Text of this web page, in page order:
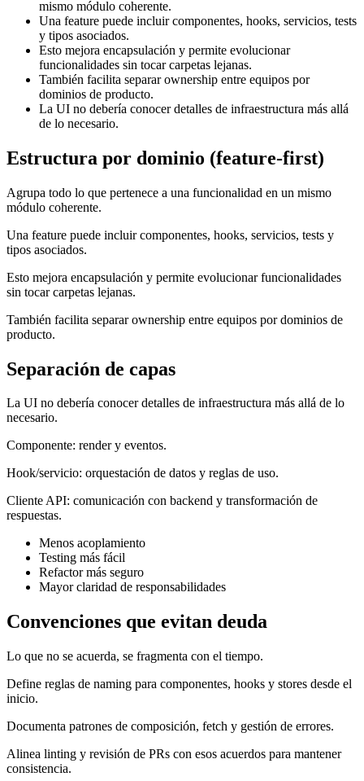
mismo módulo coherente.
Una feature puede incluir componentes, hooks, servicios, tests
y tipos asociados.
Esto mejora encapsulación y permite evolucionar
funcionalidades sin tocar carpetas lejanas.
También facilita separar ownership entre equipos por
dominios de producto.
La UI no debería conocer detalles de infraestructura más allá
de lo necesario.
Estructura por dominio (feature-first)
Agrupa todo lo que pertenece a una funcionalidad en un mismo
módulo coherente.
Una feature puede incluir componentes, hooks, servicios, tests y
tipos asociados.
Esto mejora encapsulación y permite evolucionar funcionalidades
sin tocar carpetas lejanas.
También facilita separar ownership entre equipos por dominios de
producto.
Separación de capas
La UI no debería conocer detalles de infraestructura más allá de lo
necesario.
Componente: render y eventos.
Hook/servicio: orquestación de datos y reglas de uso.
Cliente API: comunicación con backend y transformación de
respuestas.
Menos acoplamiento
Testing más fácil
Refactor más seguro
Mayor claridad de responsabilidades
Convenciones que evitan deuda
Lo que no se acuerda, se fragmenta con el tiempo.
Define reglas de naming para componentes, hooks y stores desde el
inicio.
Documenta patrones de composición, fetch y gestión de errores.
Alinea linting y revisión de PRs con esos acuerdos para mantener
consistencia.